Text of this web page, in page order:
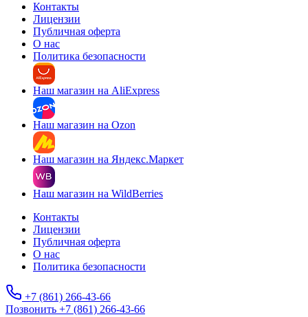
Контакты
Лицензии
Публичная оферта
О нас
Политика безопасности
Наш магазин на AliExpress
Наш магазин на Ozon
Наш магазин на Яндекс.Маркет
Наш магазин на WildBerries
Контакты
Лицензии
Публичная оферта
О нас
Политика безопасности
+7 (861) 266-43-66
Позвонить +7 (861) 266-43-66